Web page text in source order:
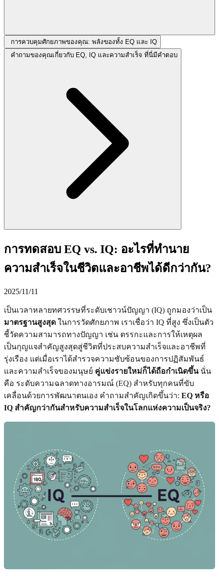
การควบคุมศักยภาพของคุณ: พลังของทั้ง EQ และ IQ
คำถามของคุณเกี่ยวกับ EQ, IQ และความสำเร็จ ที่นี่มีคำตอบ
การทดสอบ EQ vs. IQ: อะไรที่ทำนาย
ความสำเร็จในชีวิตและอาชีพได้ดีกว่ากัน?
2025/11/11
เป็นเวลาหลายทศวรรษที่ระดับเชาวน์ปัญญา (IQ) ถูกมองว่าเป็น
มาตรฐานสูงสุด ในการวัดศักยภาพ เราเชื่อว่า IQ ที่สูง ซึ่งเป็นตัว
ชี้วัดความสามารถทางปัญญา เช่น ตรรกะและการให้เหตุผล
เป็นกุญแจสำคัญสูงสุดสู่ชีวิตที่ประสบความสำเร็จและอาชีพที่
รุ่งเรือง แต่เมื่อเราได้สำรวจความซับซ้อนของการปฏิสัมพันธ์
และความสำเร็จของมนุษย์ คู่แข่งรายใหม่ก็ได้ถือกำเนิดขึ้นนั่น
คือ ระดับความฉลาดทางอารมณ์ (EQ) สำหรับทุกคนที่ขับ
เคลื่อนด้วยการพัฒนาตนเอง คำถามสำคัญเกิดขึ้นว่า: EQ หรือ
IQ สำคัญกว่ากันสำหรับความสำเร็จในโลกแห่งความเป็นจริง?